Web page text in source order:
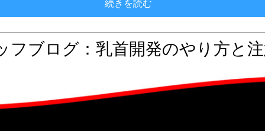
続きを読む初めての電動アネロス
フブログ：乳首開発のやり方と